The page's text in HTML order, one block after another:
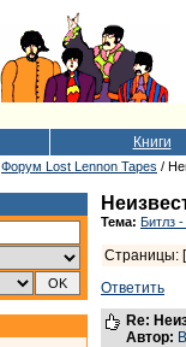
Книги
Форум Lost Lennon Tapes /
Тема: Битлз
Страницы: [
Ответить
Re:
Автор: